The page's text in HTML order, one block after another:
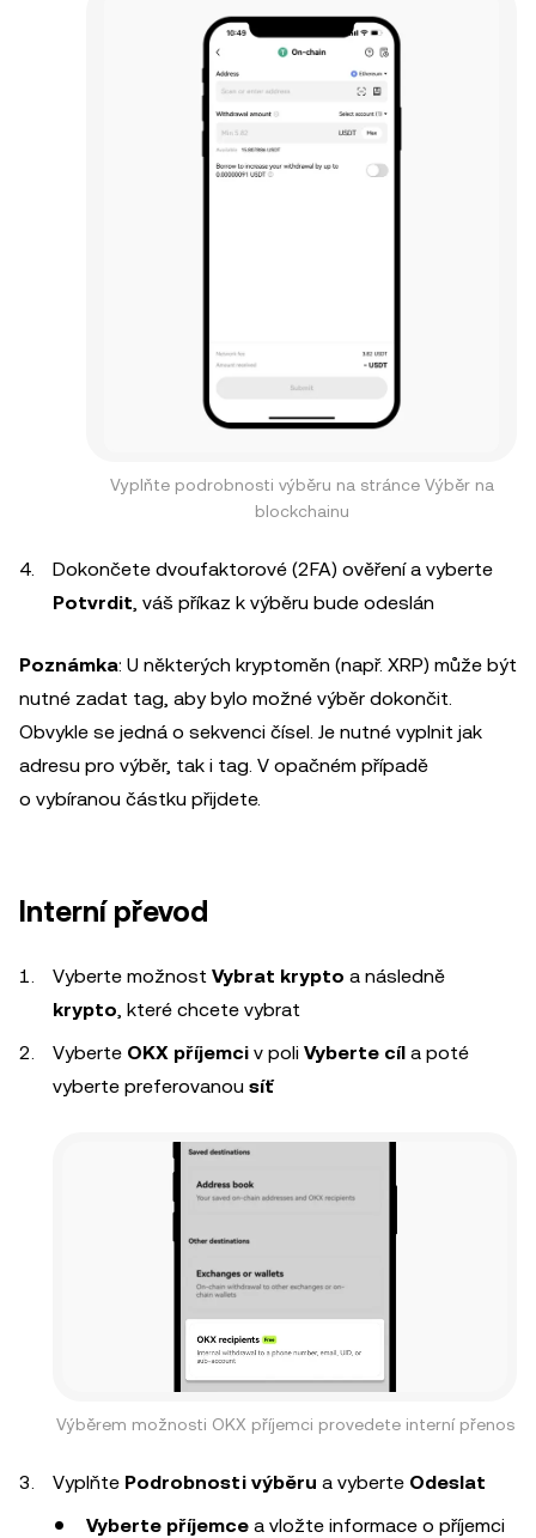
Vyplňte podrobnosti výběru na stránce Výběr na
blockchainu
Dokončete dvoufaktorové (2FA) ověření a vyberte
Potvrdit , váš příkaz k výběru bude odeslán
Poznámka: U některých kryptoměn (např. XRP) může být
nutné zadat tag, aby bylo možné výběr dokončit.
Obvykle se jedná o sekvenci čísel. Je nutné vyplnit jak
adresu pro výběr, tak i tag. V opačném případě
o vybíranou částku přijdete.
Interní převod
Vyberte možnost Vybrat krypto a následně
krypto , které chcete vybrat
Vyberte OKX příjemci v poli Vyberte cíl a poté
vyberte preferovanou síť
Výběrem možnosti OKX příjemci provedete interní přenos
Vyplňte Podrobnosti výběru a vyberte Odeslat
Vyberte příjemce a vložte informace o příjemci